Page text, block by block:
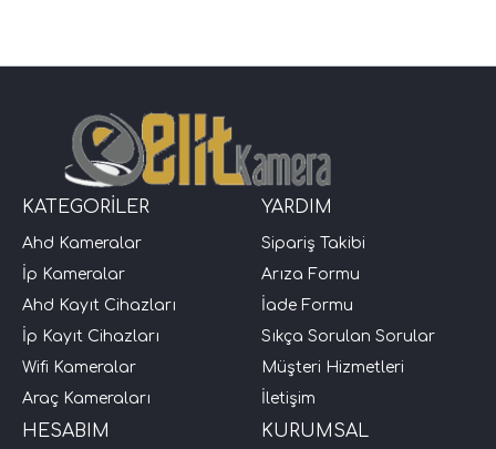
KATEGORİLER
Ahd Kameralar
İp Kameralar
Ahd Kayıt Cihazları
İp Kayıt Cihazları
Wifi Kameralar
Araç Kameraları
YARDIM
Sipariş Takibi
Arıza Formu
İade Formu
Sıkça Sorulan Sorular
Müşteri Hizmetleri
İletişim
HESABIM KURUMSAL